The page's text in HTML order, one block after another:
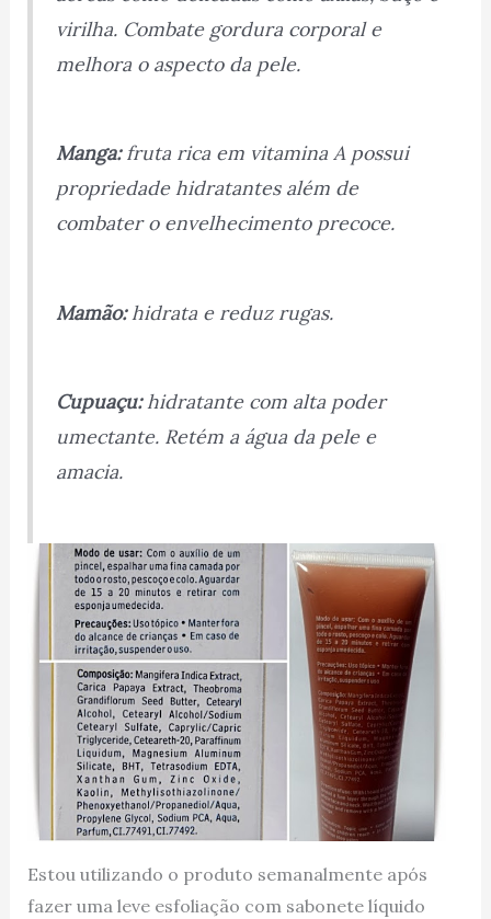
virilha. Combate gordura corporal e
melhora o aspecto da pele.
Manga:fruta rica em vitamina A possui
propriedade hidratantes além de
combater o envelhecimento precoce.
Mamão:hidrata e reduz rugas.
Cupuaçu:hidratante com alta poder
umectante. Retém a água da pele e
amacia.
Estou utilizando o produto semanalmente após
fazer uma leve esfoliação com sabonete líquido